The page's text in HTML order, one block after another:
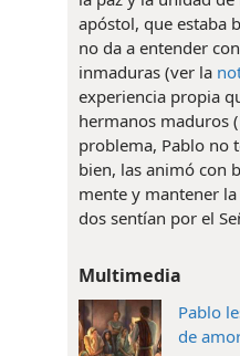
apóstol, que estaba
no da a entender
inmaduras (ver la
experiencia propia
hermanos maduros (
problema, Pablo no
bien, las animó con
mente y mantener
dos sentían por el
Multimedia
Pablo
de